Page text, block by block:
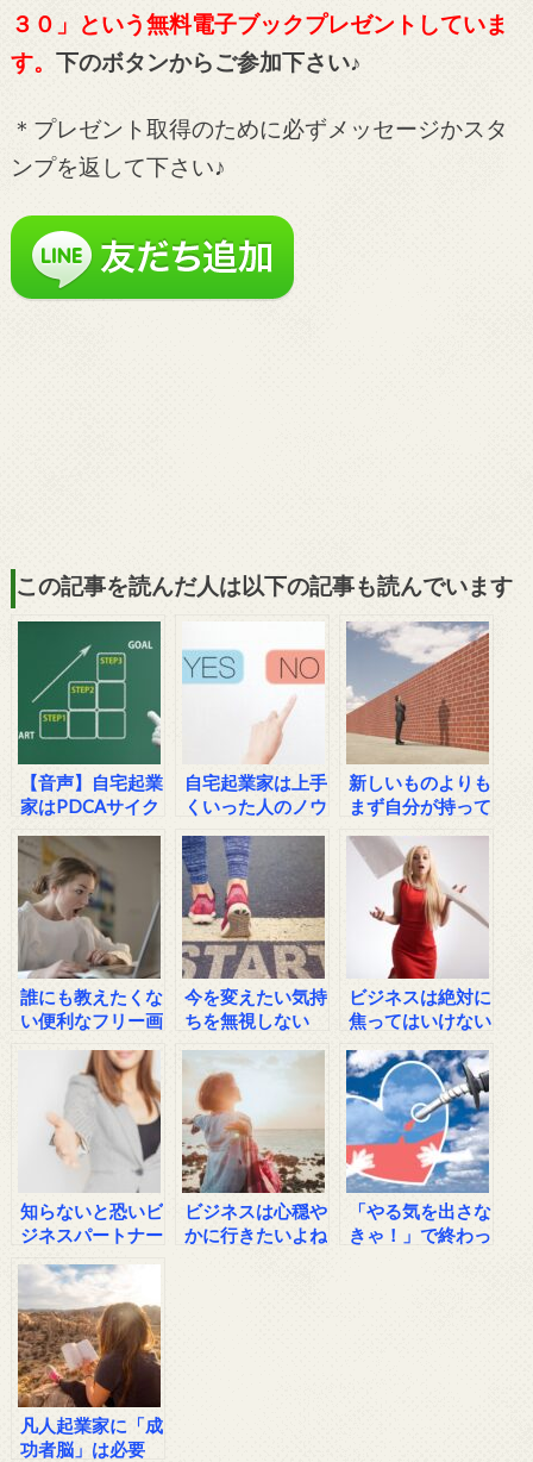
３０」という無料電子ブックプレゼントしていま
す。 下のボタンからご参加下さい♪
＊プレゼント取得のために必ずメッセージかスタ
ンプを返して下さい♪
この記事を読んだ人は以下の記事も読んでいます
【音声】自宅起業
家はPDCAサイク
え！
自宅起業家は上手
くいった人のノウ
するな！
新しいものよりも
まず自分が持って
てみない？
誰にも教えたくな
い便利なフリー画
今を変えたい気持
ちを無視しない
ビジネスは絶対に
焦ってはいけない
け】
知らないと恐いビ
ジネスパートナー
必読】
ビジネスは心穏や
かに行きたいよね
「やる気を出さな
きゃ！」で終わっ
凡人起業家に「成
功者脳」は必要